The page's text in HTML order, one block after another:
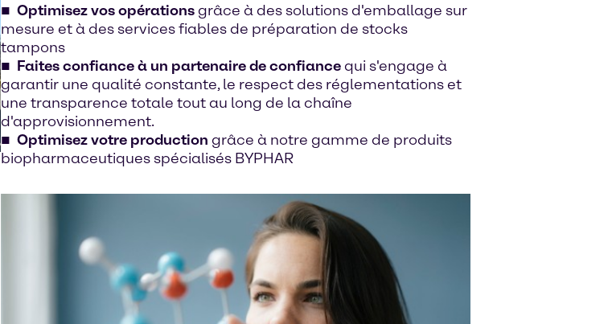
Optimisez vos opérations grâce à des solutions d'emballage sur
mesure et à des services fiables de préparation de stocks
tampons
Faites confiance à un partenaire de confiancequi s'engage à
garantir une qualité constante, le respect des réglementations et
une transparence totale tout au long de la chaîne
d'approvisionnement.
Optimisez votre production grâce à notre gamme de produits
biopharmaceutiques spécialisés BYPHAR